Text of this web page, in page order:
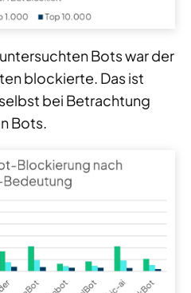
Bots war der
blockierte. Das ist
bei Betrachtung
Bots.